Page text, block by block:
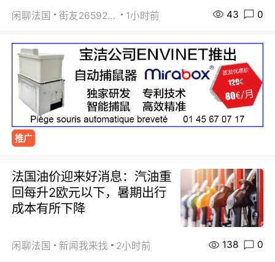
闲聊法国 街友26592800 1小时前 43 0
推广
法国油价迎来好消息：汽油重
回每升2欧元以下，暑期出行
成本有所下降
闲聊法国 新闻我来找 2小时前 138 0